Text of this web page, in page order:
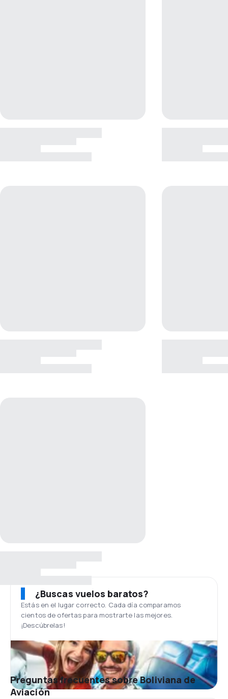
¿Buscas vuelos baratos?
Estás en el lugar correcto. Cada día comparamos
cientos de ofertas para mostrarte las mejores.
¡Descúbrelas!
Preguntas frecuentes sobre Boliviana de
Aviación